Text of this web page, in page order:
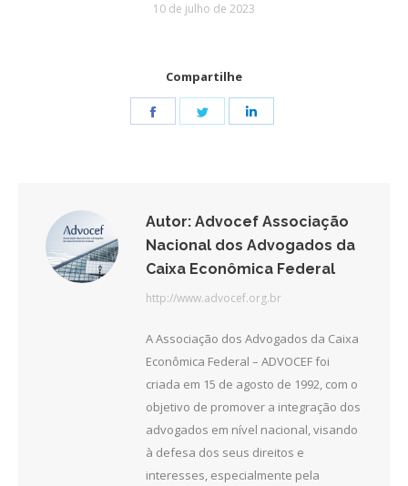
10 de julho de 2023
Compartilhe
Share
Share
Autor: Advocef Associação
Nacional dos Advogados da
Caixa Econômica Federal
http://www.advocef.org.br
A Associação dos Advogados da Caixa
Econômica Federal – ADVOCEF foi
criada em 15 de agosto de 1992, com o
objetivo de promover a integração dos
advogados em nível nacional, visando
à defesa dos seus direitos e
interesses, especialmente pela